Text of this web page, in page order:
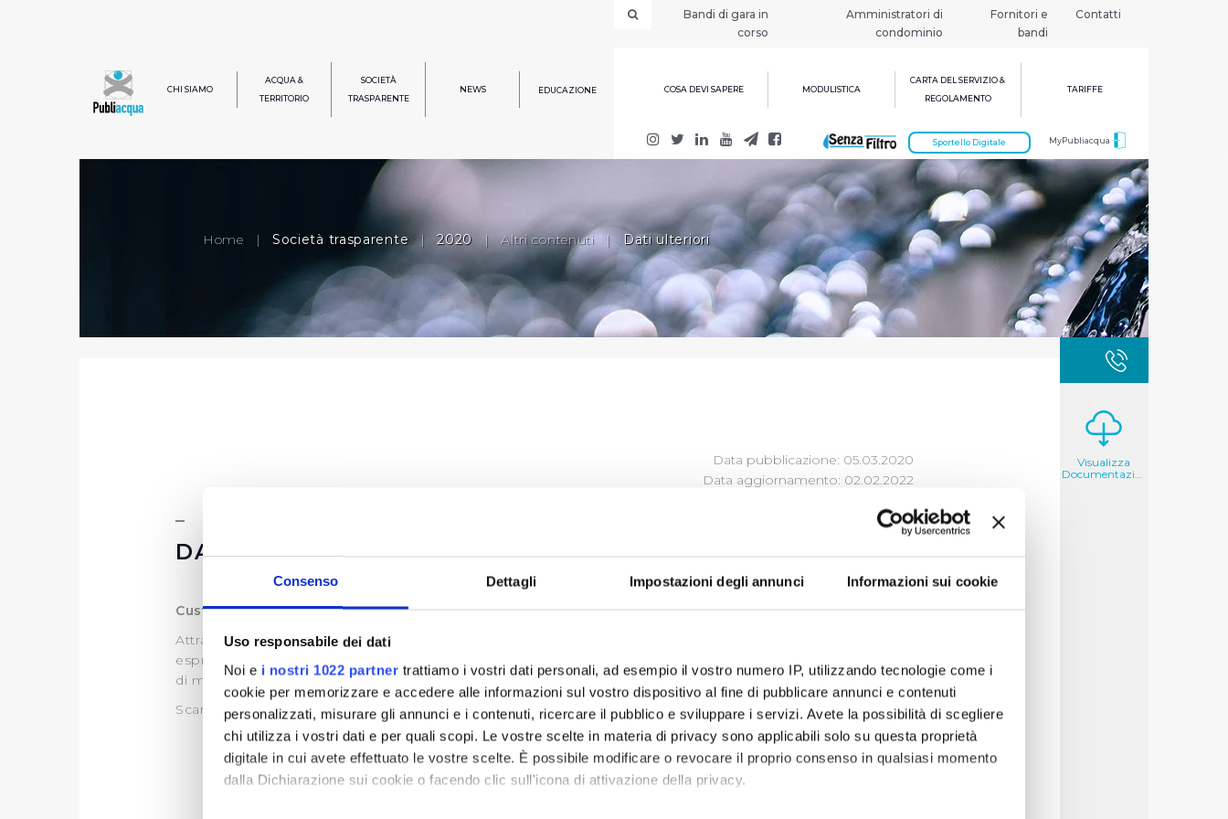
Consenso Dettagli Impostazioni degli annunci Informazioni sui cookie
Uso responsabile dei dati
Noi e i nostri 1022 partner trattiamo i vostri dati personali, ad esempio il vostro numero IP, utilizzando tecnologie come i
cookie per memorizzare e accedere alle informazioni sul vostro dispositivo al fine di pubblicare annunci e contenuti
personalizzati, misurare gli annunci e i contenuti, ricercare il pubblico e sviluppare i servizi. Avete la possibilità di scegliere
chi utilizza i vostri dati e per quali scopi. Le vostre scelte in materia di privacy sono applicabili solo su questa proprietà
digitale in cui avete effettuato le vostre scelte. È possibile modificare o revocare il proprio consenso in qualsiasi momento
dalla Dichiarazione sui cookie o facendo clic sull'icona di attivazione della privacy.
Bandi di gara in
corso
Amministratori di
condominio
Fornitori e
bandi
Contatti
CHI SIAMO
ACQUA &
TERRITORIO
SOCIETÀ
TRASPARENTE
NEWS EDUCAZIONE COSA DEVI SAPERE MODULISTICA
CARTA DEL SERVIZIO &
REGOLAMENTO
TARIFFE
MyPubliacqua
Sportello Digitale
Home | Società trasparente | 2020 | Altri contenuti | Dati ulteriori
Data pubblicazione: 05.03.2020
Data aggiornamento: 02.02.2022
DATI ULTERIORI
Customer Satisfaction
Attraverso l’indagine di customer, Publiacqua ascolta e cerca di comprendere i bisogni, i desideri che il cittadino
esprime sul servizio idrico integrato ed in base a questi orienta le proprie scelte, le proprie decisioni per cercare
di migliorare il servizio.
Scarica le ultime Customer disponibili (visualizza documentazione)
Visualizza
Documentazione